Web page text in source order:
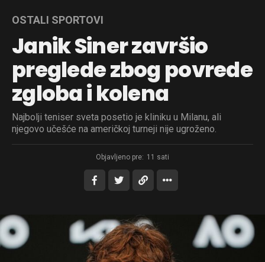
OSTALI SPORTOVI
Janik Siner završio
preglede zbog povrede
zgloba i kolena
Najbolji teniser sveta posetio je kliniku u Milanu, ali
njegovo učešće na američkoj turneji nije ugroženo.
Objavljeno pre: 11 sati